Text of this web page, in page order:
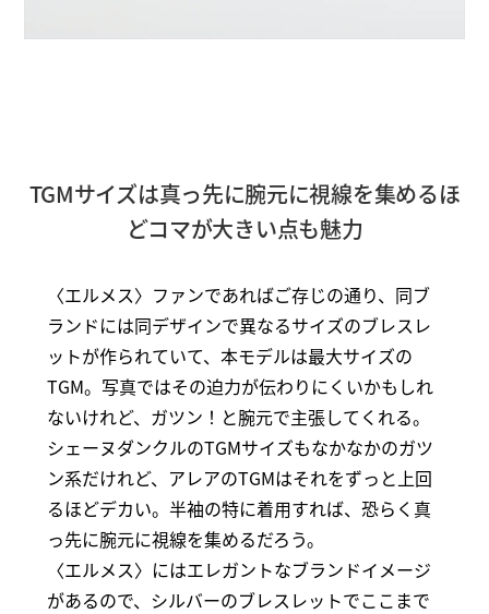
TGMサイズは真っ先に腕元に視線を集めるほ
どコマが大きい点も魅力
〈エルメス〉ファンであればご存じの通り、同ブ
ランドには同デザインで異なるサイズのブレスレ
ットが作られていて、本モデルは最大サイズの
TGM。写真ではその迫力が伝わりにくいかもしれ
ないけれど、ガツン！と腕元で主張してくれる。
シェーヌダンクルのTGMサイズもなかなかのガツ
ン系だけれど、アレアのTGMはそれをずっと上回
るほどデカい。半袖の特に着用すれば、恐らく真
っ先に腕元に視線を集めるだろう。
〈エルメス〉にはエレガントなブランドイメージ
があるので、シルバーのブレスレットでここまで